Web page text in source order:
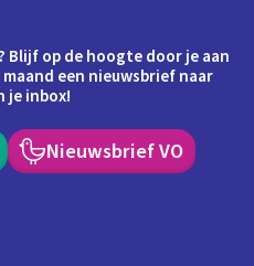
Blijf op de hoogte door je aan
een nieuwsbrief naar
je inbox!
Nieuwsbrief VO